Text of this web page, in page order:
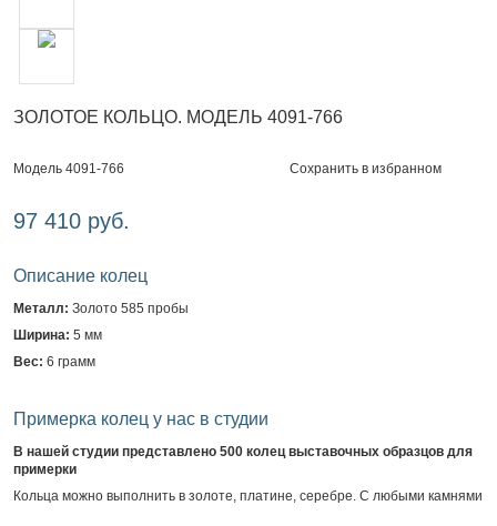
ЗОЛОТОЕ КОЛЬЦО. МОДЕЛЬ 4091-766
Модель 4091-766 Сохранить в избранном
97 410 руб.
Описание колец
Металл: Золото 585 пробы
Ширина: 5 мм
Вес: 6 грамм
Примерка колец у нас в студии
В нашей студии представлено 500 колец выставочных образцов для
примерки
Кольца можно выполнить в золоте, платине, серебре. С любыми камнями